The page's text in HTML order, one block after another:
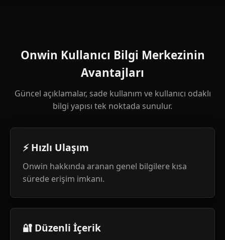
Onwin Kullanıcı Bilgi Merkezinin
Avantajları
Güncel açıklamalar, sade kullanım ve kullanıcı odaklı
bilgi yapısı tek noktada sunulur.
⚡ Hızlı Ulaşım
Onwin hakkında aranan genel bilgilere kısa
sürede erişim imkanı.
🔐 Düzenli İçerik